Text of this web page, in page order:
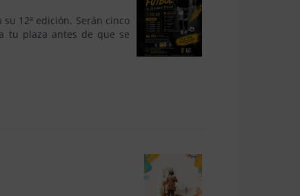
12ª edición. Serán cinco
tu plaza antes de que se